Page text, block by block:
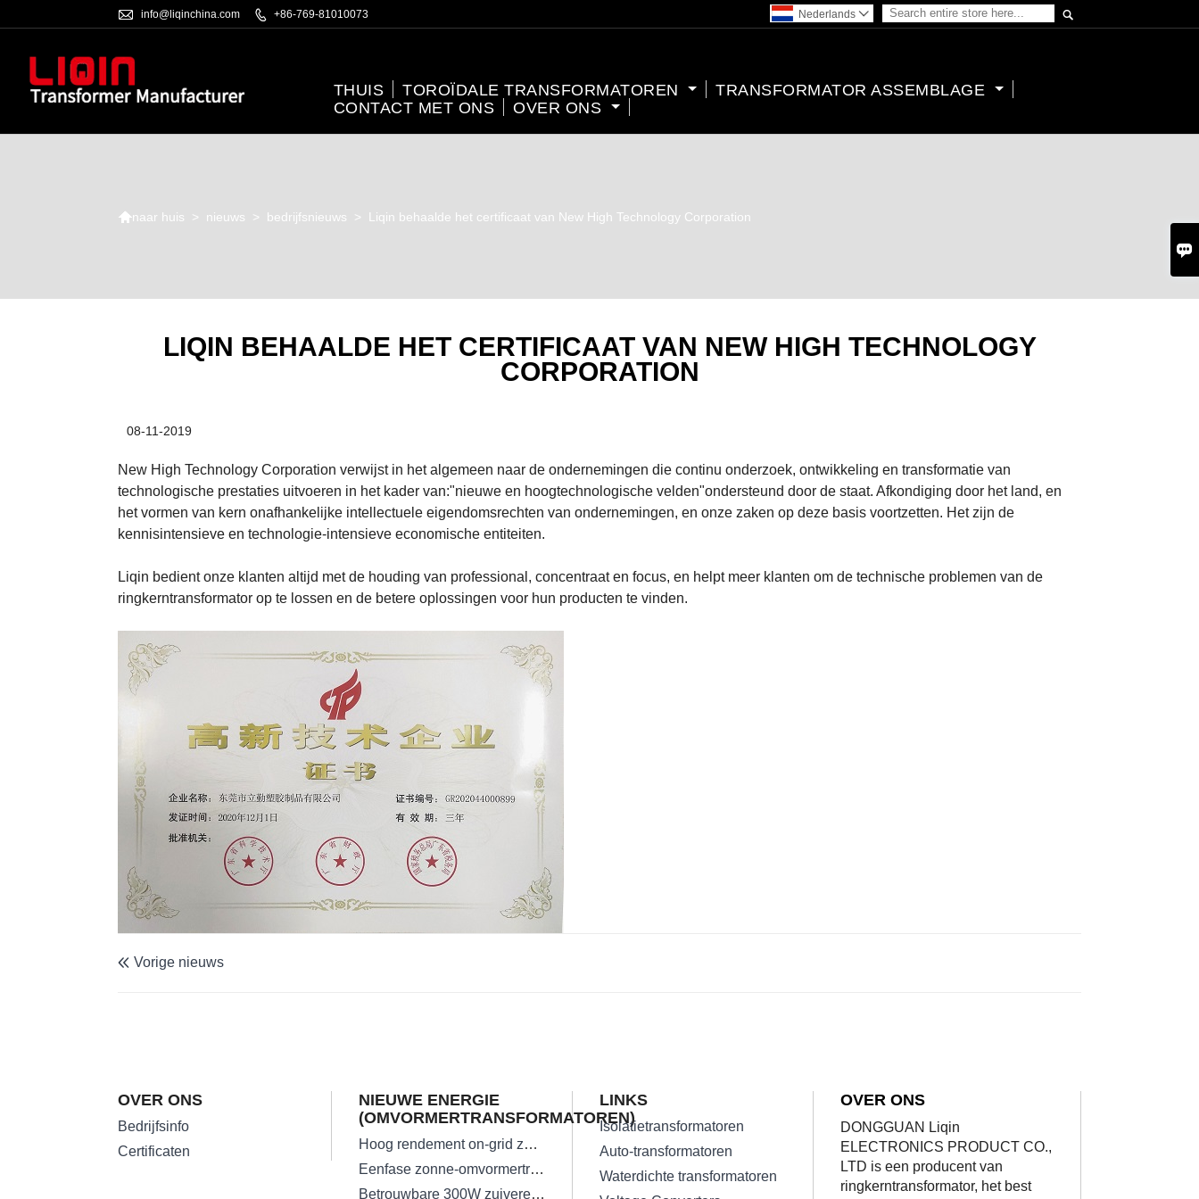

 info@liqinchina.com  +86-769-81010073 
Nederlands 
THUIS TOROÏDALE TRANSFORMATOREN
TRANSFORMATOR ASSEMBLAGE
CONTACT MET ONS
OVER ONS
naar huis > nieuws > bedrijfsnieuws > Liqin behaalde het certificaat van New High Technology Corporation
LIQIN BEHAALDE HET CERTIFICAAT VAN NEW HIGH TECHNOLOGY
CORPORATION
08-11-2019
New High Technology Corporation verwijst in het algemeen naar de ondernemingen die continu onderzoek, ontwikkeling en transformatie van
technologische prestaties uitvoeren in het kader van:"nieuwe en hoogtechnologische velden"ondersteund door de staat. Afkondiging door het land, en
het vormen van kern onafhankelijke intellectuele eigendomsrechten van ondernemingen, en onze zaken op deze basis voortzetten. Het zijn de
kennisintensieve en technologie-intensieve economische entiteiten.
Liqin bedient onze klanten altijd met de houding van professional, concentraat en focus, en helpt meer klanten om de technische problemen van de
ringkerntransformator op te lossen en de betere oplossingen voor hun producten te vinden.
 Vorige nieuws
OVER ONS
Bedrijfsinfo
Certificaten
NIEUWE ENERGIE
(OMVORMERTRANSFORMATOREN)
Hoog rendement on-grid zonne-omvormertransformator
Eenfase zonne-omvormertransformatoren
Betrouwbare 300W zuivere sinusomvormertransformator
LINKS
Isolatietransformatoren
Auto-transformatoren
Waterdichte transformatoren
OVER ONS
DONGGUAN Liqin
ELECTRONICS PRODUCT CO.,
LTD is een producent van
ringkerntransformator, het best